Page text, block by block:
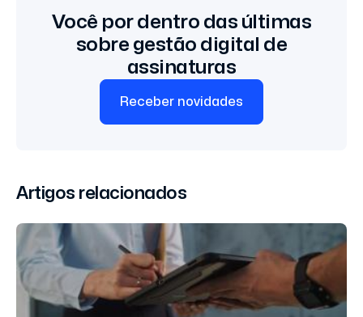
Você por dentro das últimas
sobre gestão digital de
assinaturas
Receber novidades
Artigos relacionados